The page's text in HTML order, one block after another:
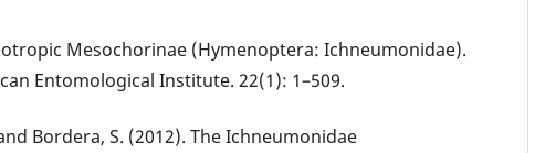
Mesochorinae (Hymenoptera: Ichneumonidae).
Entomological Institute. 22(1): 1–509.
Bordera, S. (2012). The Ichneumonidae